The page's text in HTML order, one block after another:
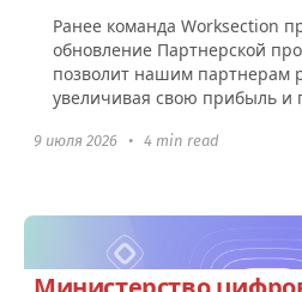
Ранее команда Worksection
обновление Партнерской
позволит нашим партнерам
увеличивая свою прибыль и
9 июля 2026 • 4 min read